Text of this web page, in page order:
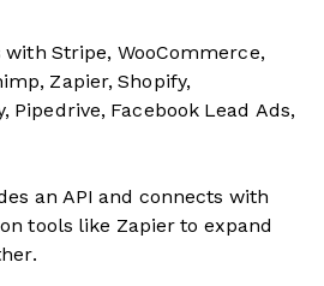
Stripe, WooCommerce,
Zapier, Shopify,
Pipedrive, Facebook Lead Ads,
an API and connects with
tools like Zapier to expand